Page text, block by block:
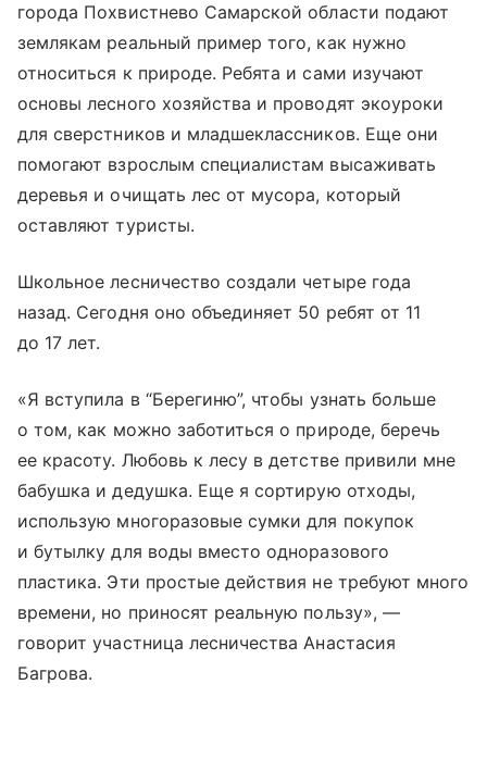
города Похвистнево Самарской области подают
землякам реальный пример того, как нужно
относиться к природе. Ребята и сами изучают
основы лесного хозяйства и проводят экоуроки
для сверстников и младшеклассников. Еще они
помогают взрослым специалистам высаживать
деревья и очищать лес от мусора, который
оставляют туристы.
Школьное лесничество создали четыре года
назад. Сегодня оно объединяет 50 ребят от 11
до 17 лет.
«Я вступила в “Берегиню”, чтобы узнать больше
о том, как можно заботиться о природе, беречь
ее красоту. Любовь к лесу в детстве привили мне
бабушка и дедушка. Еще я сортирую отходы,
использую многоразовые сумки для покупок
и бутылку для воды вместо одноразового
пластика. Эти простые действия не требуют много
времени, но приносят реальную пользу», —
говорит участница лесничества Анастасия
Багрова.